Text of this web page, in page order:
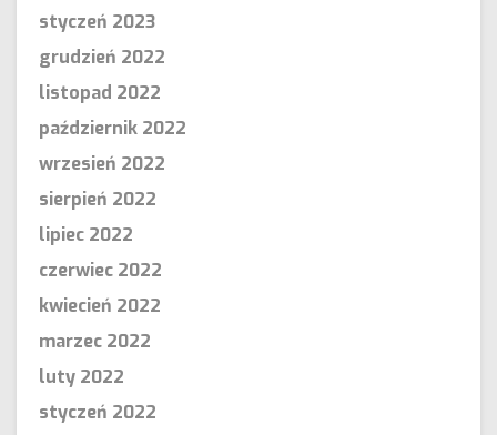
styczeń 2023
grudzień 2022
listopad 2022
październik 2022
wrzesień 2022
sierpień 2022
lipiec 2022
czerwiec 2022
kwiecień 2022
marzec 2022
luty 2022
styczeń 2022